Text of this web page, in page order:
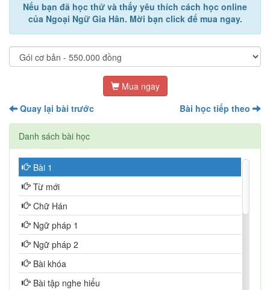
Nếu bạn đã học thử và thấy yêu thích cách học online
của Ngoại Ngữ Gia Hân. Mời bạn click để mua ngay.
Mua ngay
Quay lại bài trước
Bài học tiếp theo
Danh sách bài học
Bài 1
Từ mới
Chữ Hán
Ngữ pháp 1
Ngữ pháp 2
Bài khóa
Bài tập nghe hiểu